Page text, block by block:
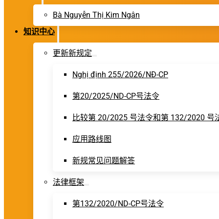
Bà Nguyễn Thị Kim Ngân
知识中心
更新新规定
Nghị định 255/2026/NĐ-CP
第20/2025/ND-CP号法令
比较第 20/2025 号法令和第 132/2020 号
应用路线图
新规常见问题解答
法律框架
第132/2020/ND-CP号法令